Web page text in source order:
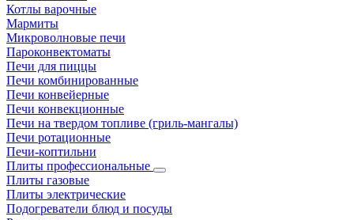
Котлы варочные
Мармиты
Микроволновые печи
Пароконвектоматы
Печи для пиццы
Печи комбинированные
Печи конвейерные
Печи конвекционные
Печи на твердом топливе (гриль-мангалы)
Печи ротационные
Печи-коптильни
Плиты профессиональные
Плиты газовые
Плиты электрические
Подогреватели блюд и посуды